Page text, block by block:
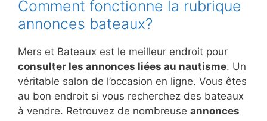
Comment fonctionne la rubrique
annonces bateaux?
Mers et Bateaux est le meilleur endroit pour
consulter les annonces liées au nautisme. Un
véritable salon de l’occasion en ligne. Vous êtes
au bon endroit si vous recherchez des bateaux
à vendre. Retrouvez de nombreuse annonces